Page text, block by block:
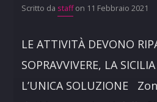
Scritto da staffon 11 Febbraio 2021
LE ATTIVITÀ DEVONO
SOPRAVVIVERE, LA
L’UNICA SOLUZIONE